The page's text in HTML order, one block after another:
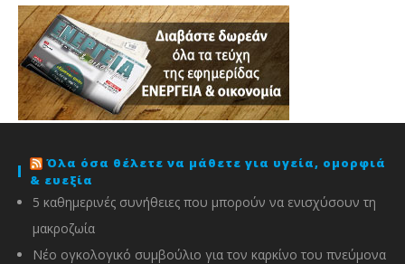
Όλα όσα θέλετε να μάθετε για υγεία, ομορφιά
& ευεξία
5 καθημερινές συνήθειες που μπορούν να ενισχύσουν τη
μακροζωία
Νέο ογκολογικό συμβούλιο για τον καρκίνο του πνεύμονα